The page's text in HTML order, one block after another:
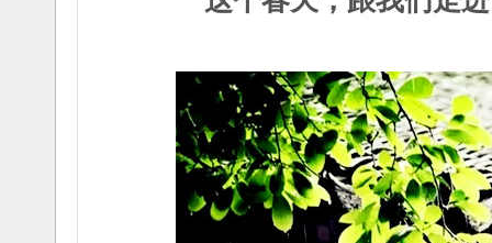
2013/2/2
湖北世协2012学术研
2012/4/19
2013/4/9
La 7a Esperanto-
Kongreso
2013/3/13
La Nord-Amerika
Somera
2013/2/2
Invito al 1-a Forumo
2012/8/10